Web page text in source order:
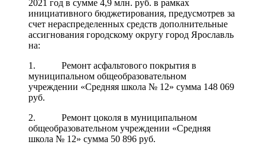
2021 год в сумме 4,9 млн. руб. в рамках
инициативного бюджетирования, предусмотрев за
счет нераспределенных средств дополнительные
ассигнования городскому округу город Ярославль
на:
1. Ремонт асфальтового покрытия в
муниципальном общеобразовательном
учреждении «Средняя школа № 12» сумма 148 069
руб.
2. Ремонт цоколя в муниципальном
общеобразовательном учреждении «Средняя
школа № 12» сумма 50 896 руб.